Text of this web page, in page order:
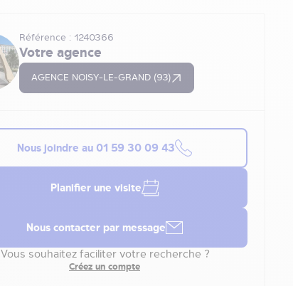
Référence : 1240366
Votre agence
AGENCE NOISY-LE-GRAND (93)
Nous joindre au 01 59 30 09 43
Planifier une visite
Nous contacter par message
Vous souhaitez faciliter votre recherche ?
Créez un compte